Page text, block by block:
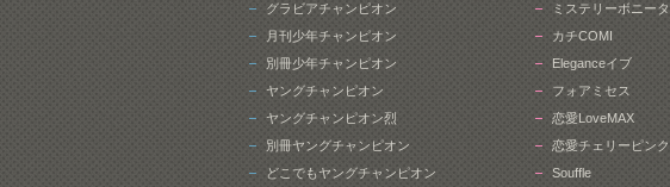
グラビアチャンピオン
月刊少年チャンピオン
別冊少年チャンピオン
ヤングチャンピオン
ヤングチャンピオン烈
別冊ヤングチャンピオン
どこでもヤングチャンピオン
ミステリーボニータ
カチCOMI
Eleganceイブ
フォアミセス
恋愛LoveMAX
恋愛チェリーピンク
Souffle